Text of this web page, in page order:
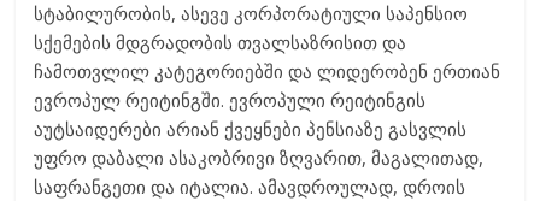
სტაბილურობის, ასევე კორპორატიული საპენსიო
სქემების მდგრადობის თვალსაზრისით და
ჩამოთვლილ კატეგორიებში და ლიდერობენ ერთიან
ევროპულ რეიტინგში. ევროპული რეიტინგის
აუტსაიდერები არიან ქვეყნები პენსიაზე გასვლის
უფრო დაბალი ასაკობრივი ზღვარით, მაგალითად,
საფრანგეთი და იტალია. ამავდროულად, დროის